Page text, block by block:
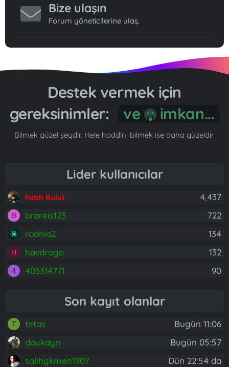
Bize ulaşın
Forum yöneticilerine ulaş.
Destek vermek için
gereksinimler:
ve imkan...
Bilmek güzel şeydir. Hele haddini bilmek ise daha güzeldir.
Lider kullanıcılar
Fatih Bulut 4,437
B brareis123
722
rodnia2
134
H hasdrago 132
4 403314771 90
Son kayıt olanlar
T tetas
Bugün 11:06
doukayn
Bugün 05:57
salihgkmen1907
Dün 22:54 da